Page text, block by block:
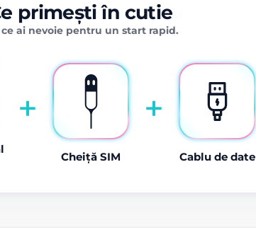
primești în cutie
ce ai nevoie pentru un start rapid.
+
Cheiță SIM
+
Cablu de date